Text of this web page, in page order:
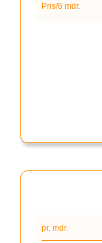
Pris/6 mdr.
pr. mdr.